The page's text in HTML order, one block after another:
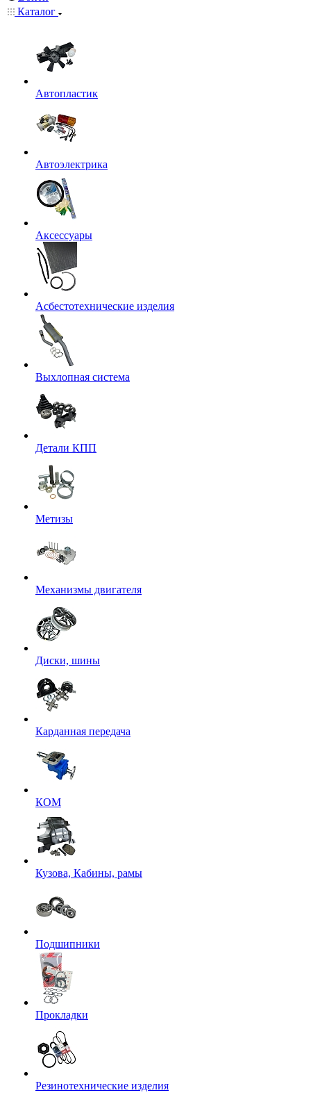
Каталог
Автопластик
Автоэлектрика
Аксессуары
Асбестотехнические изделия
Выхлопная система
Детали КПП
Метизы
Механизмы двигателя
Диски, шины
Карданная передача
КОМ
Кузова, Кабины, рамы
Подшипники
Прокладки
Резинотехнические изделия